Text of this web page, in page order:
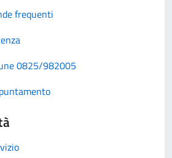
frequenti
0825/982005